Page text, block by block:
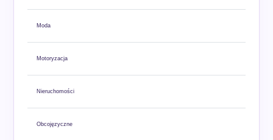
Moda
Motoryzacja
Nieruchomości
Obcojęzyczne